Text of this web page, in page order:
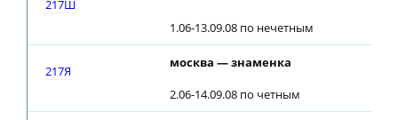
217Ш
1.06-13.09.08 по нечетным
217Я
москва — знаменка
2.06-14.09.08 по четным